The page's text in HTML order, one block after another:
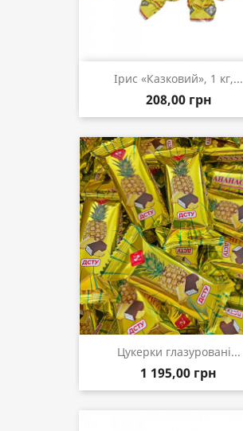
Ірис «Казковий», 1 кг,...
208,00 грн
Цукерки глазуровані...
1 195,00 грн